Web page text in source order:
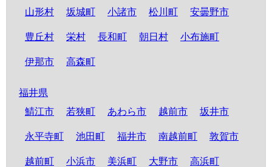
山形村 坂城町 小諸市 松川町 安曇野市
豊丘村 栄村 長和町 朝日村 小布施町
伊那市 高森町
福井県
鯖江市
若狭町 あわら市 越前市 坂井市
永平寺町 池田町 福井市 南越前町 敦賀市
越前町 小浜市 美浜町 大野市 高浜町